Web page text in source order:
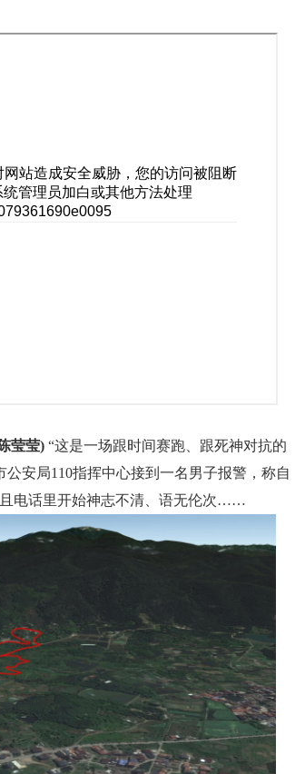
莹莹) “这是一场跟时间赛跑、跟死神对抗的
安局110指挥中心接到一名男子报警，称自
电话里开始神志不清、语无伦次……